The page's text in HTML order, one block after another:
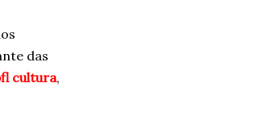
Oliveira é
das
cultura,